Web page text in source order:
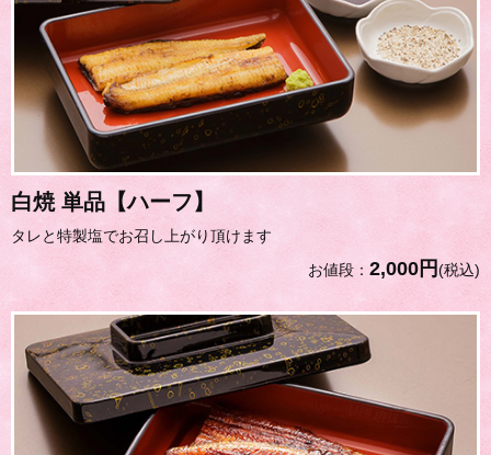
白焼 単品【ハーフ】
タレと特製塩でお召し上がり頂けます
お値段： 2,000円(税込)